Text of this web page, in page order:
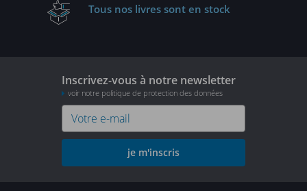
Tous nos livres sont en stock
Inscrivez-vous à notre newsletter
voir notre politique de protection des données
je m'inscris